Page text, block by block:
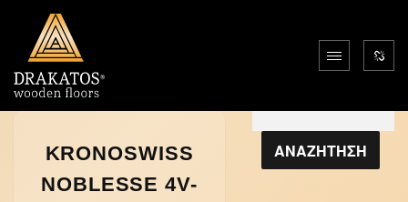
KRONOSWISS
NOBLESSE 4V-
Αναζήτηση
ΑΝΑΖΗΤΗΣΗ